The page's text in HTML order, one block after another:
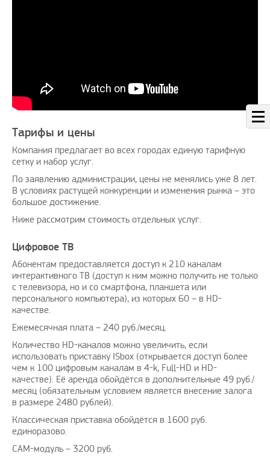
Тарифы и цены
Компания предлагает во всех городах единую тарифную
сетку и набор услуг.
По заявлению администрации, цены не менялись уже 8 лет.
В условиях растущей конкуренции и изменения рынка – это
большое достижение.
Ниже рассмотрим стоимость отдельных услуг.
Цифровое ТВ
Абонентам предоставляется доступ к 210 каналам
интерактивного ТВ (доступ к ним можно получить не только
с телевизора, но и со смартфона, планшета или
персонального компьютера), из которых 60 – в HD-
качестве.
Ежемесячная плата – 240 руб./месяц.
Количество HD-каналов можно увеличить, если
использовать приставку ISbox (открывается доступ более
чем к 100 цифровым каналам в 4-k, Full-HD и HD-
качестве). Её аренда обойдётся в дополнительные 49 руб./
месяц (обязательным условием является внесение залога
в размере 2480 рублей).
Классическая приставка обойдётся в 1600 руб.
единоразово.
CAM-модуль – 3200 руб.